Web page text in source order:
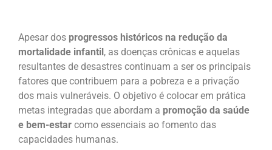
Apesar dos progressos históricos na redução da
mortalidade infantil, as doenças crônicas e aquelas
resultantes de desastres continuam a ser os principais
fatores que contribuem para a pobreza e a privação
dos mais vulneráveis. O objetivo é colocar em prática
metas integradas que abordam a promoção da saúde
e bem-estar como essenciais ao fomento das
capacidades humanas.